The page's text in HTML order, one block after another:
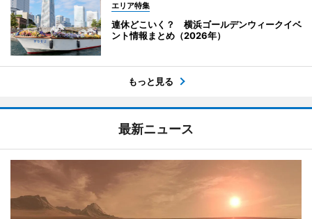
エリア特集
連休どこいく？ 横浜ゴールデンウィークイベ
ント情報まとめ（2026年）
もっと見る
最新ニュース